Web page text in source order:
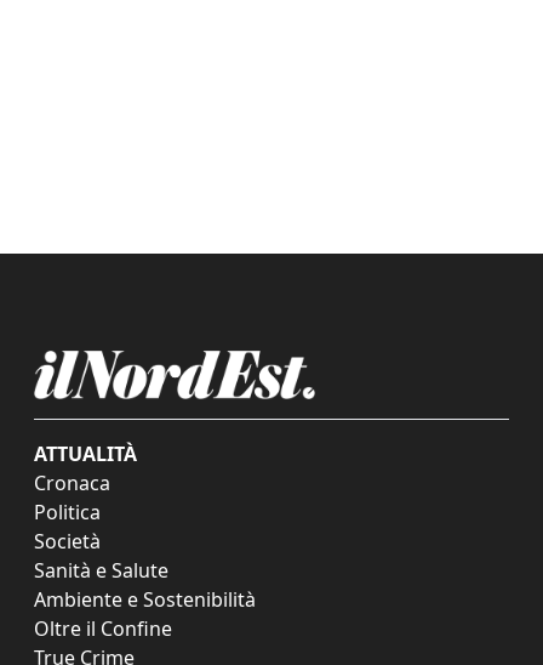
ATTUALITÀ
Cronaca
Politica
Società
Sanità e Salute
Ambiente e Sostenibilità
Oltre il Confine
True Crime